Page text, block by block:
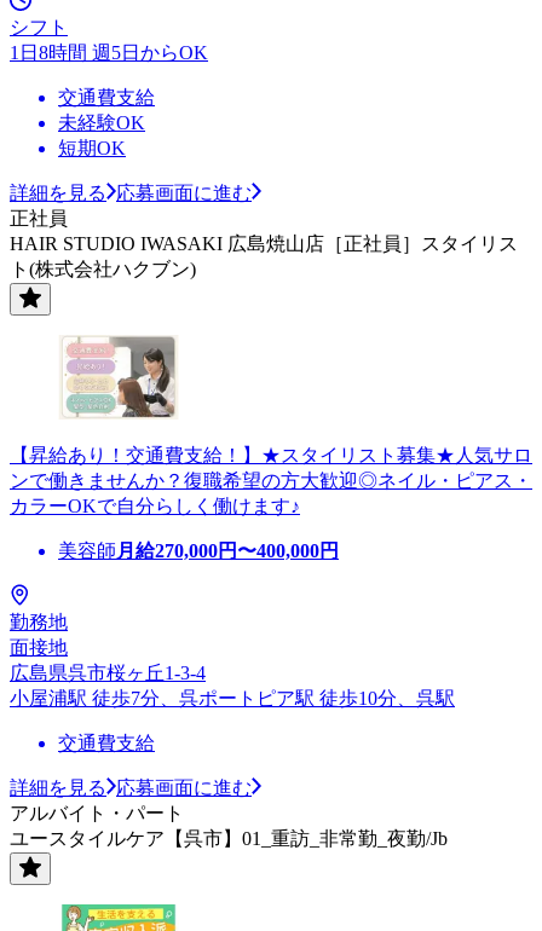
シフト
1日8時間 週5日からOK
交通費支給
未経験OK
短期OK
詳細を見る
応募画面に進む
正社員
HAIR STUDIO IWASAKI 広島焼山店［正社員］スタイリス
ト(株式会社ハクブン)
【昇給あり！交通費支給！】★スタイリスト募集★人気サロ
ンで働きませんか？復職希望の方大歓迎◎ネイル・ピアス・
カラーOKで自分らしく働けます♪
美容師 月給270,000円〜400,000円
勤務地
面接地
広島県呉市桜ヶ丘1-3-4
小屋浦駅 徒歩7分、呉ポートピア駅 徒歩10分、呉駅
交通費支給
詳細を見る
応募画面に進む
アルバイト・パート
ユースタイルケア【呉市】01_重訪_非常勤_夜勤/Jb